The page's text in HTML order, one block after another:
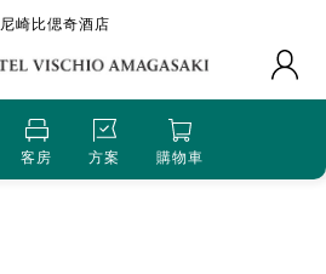
尼崎比偲奇酒店
客房 方案 購物車